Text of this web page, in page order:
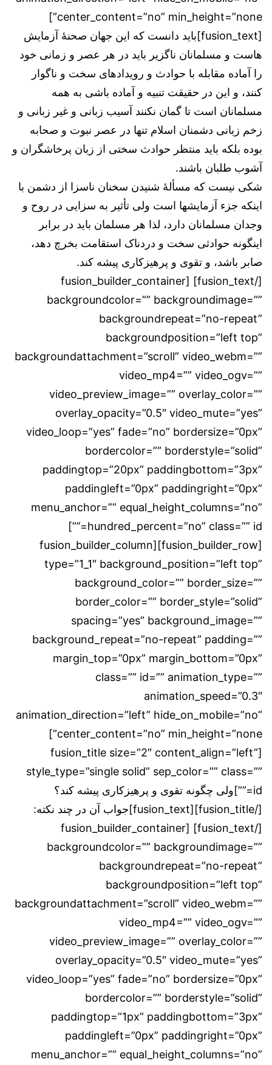
center_content=”no” min_height=”none”]
[fusion_text]باید دانست که این جهان صحنۀ آزمایش
هاست و مسلمانان ناگزیر باید در هر عصر و زمانی خود
را آماده مقابله با حوادث و رویدادهاى سخت و ناگوار
کنند، و این در حقیقت تنبیه و آماده باشى به همه
مسلمانان است تا گمان نکنند آسیب زبانی و غیر زبانی و
زخم زبانی دشمنان اسلام تنها در عصر نبوت و صحابه
بوده بلکه باید منتظر حوادث سختی از زبان پرخاشگران و
آشوب طلبان باشند.
شکی نیست که مسألۀ شنیدن سخنان ناسزا از دشمن با
اینکه جزء آزمایشها است ولی تأثیر به سزایی در روح و
وجدان مسلمانان دارد، لذا هر مسلمان باید در برابر
اینگونه حوادثی سخت و دردناک استقامت بخرچ دهد،
صابر باشد، و تقوى و پرهیزکارى پیشه کند.
[/fusion_text] [fusion_builder_container
backgroundcolor=”” backgroundimage=””
backgroundrepeat=”no-repeat”
backgroundposition=”left top”
backgroundattachment=”scroll” video_webm=””
video_mp4=”” video_ogv=””
video_preview_image=”” overlay_color=””
overlay_opacity=”0.5″ video_mute=”yes”
video_loop=”yes” fade=”no” bordersize=”0px”
bordercolor=”” borderstyle=”solid”
paddingtop=”20px” paddingbottom=”3px”
paddingleft=”0px” paddingright=”0px”
menu_anchor=”” equal_height_columns=”no”
hundred_percent=”no” class=”” id=””]
[fusion_builder_row][fusion_builder_column
type=”1_1″ background_position=”left top”
background_color=”” border_size=””
border_color=”” border_style=”solid”
spacing=”yes” background_image=””
background_repeat=”no-repeat” padding=””
margin_top=”0px” margin_bottom=”0px”
class=”” id=”” animation_type=””
animation_speed=”0.3″
animation_direction=”left” hide_on_mobile=”no”
center_content=”no” min_height=”none”]
[fusion_title size=”2″ content_align=”left”
style_type=”single solid” sep_color=”” class=””
id=””]ولی چگونه تقوى و پرهیزکارى پیشه کند؟
[/fusion_title][fusion_text]جواب آن در چند نکته:
[/fusion_text] [fusion_builder_container
backgroundcolor=”” backgroundimage=””
backgroundrepeat=”no-repeat”
backgroundposition=”left top”
backgroundattachment=”scroll” video_webm=””
video_mp4=”” video_ogv=””
video_preview_image=”” overlay_color=””
overlay_opacity=”0.5″ video_mute=”yes”
video_loop=”yes” fade=”no” bordersize=”0px”
bordercolor=”” borderstyle=”solid”
paddingtop=”1px” paddingbottom=”3px”
paddingleft=”0px” paddingright=”0px”
menu_anchor=”” equal_height_columns=”no”